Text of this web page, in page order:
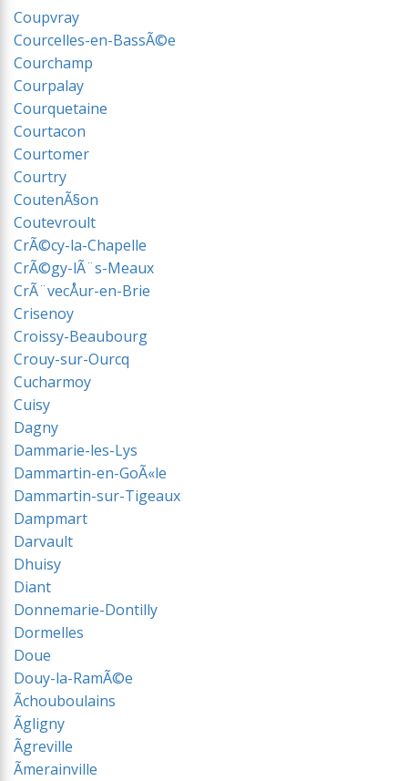
Coupvray
Courcelles-en-BassÃ©e
Courchamp
Courpalay
Courquetaine
Courtacon
Courtomer
Courtry
CoutenÃ§on
Coutevroult
CrÃ©cy-la-Chapelle
CrÃ©gy-lÃ¨s-Meaux
CrÃ¨vecÅur-en-Brie
Crisenoy
Croissy-Beaubourg
Crouy-sur-Ourcq
Cucharmoy
Cuisy
Dagny
Dammarie-les-Lys
Dammartin-en-GoÃ«le
Dammartin-sur-Tigeaux
Dampmart
Darvault
Dhuisy
Diant
Donnemarie-Dontilly
Dormelles
Doue
Douy-la-RamÃ©e
Ãchouboulains
Ãgligny
Ãgreville
Ãmerainville